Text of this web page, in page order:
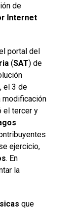
de
Internet
portal del
(SAT) de
el 3 de
modificación
el tercer y
ejercicio,
. En
la
que